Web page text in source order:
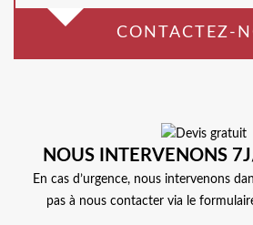
CONTACTEZ-
NOUS INTERVENONS
En cas d’urgence, nous intervenons
pas à nous contacter via le